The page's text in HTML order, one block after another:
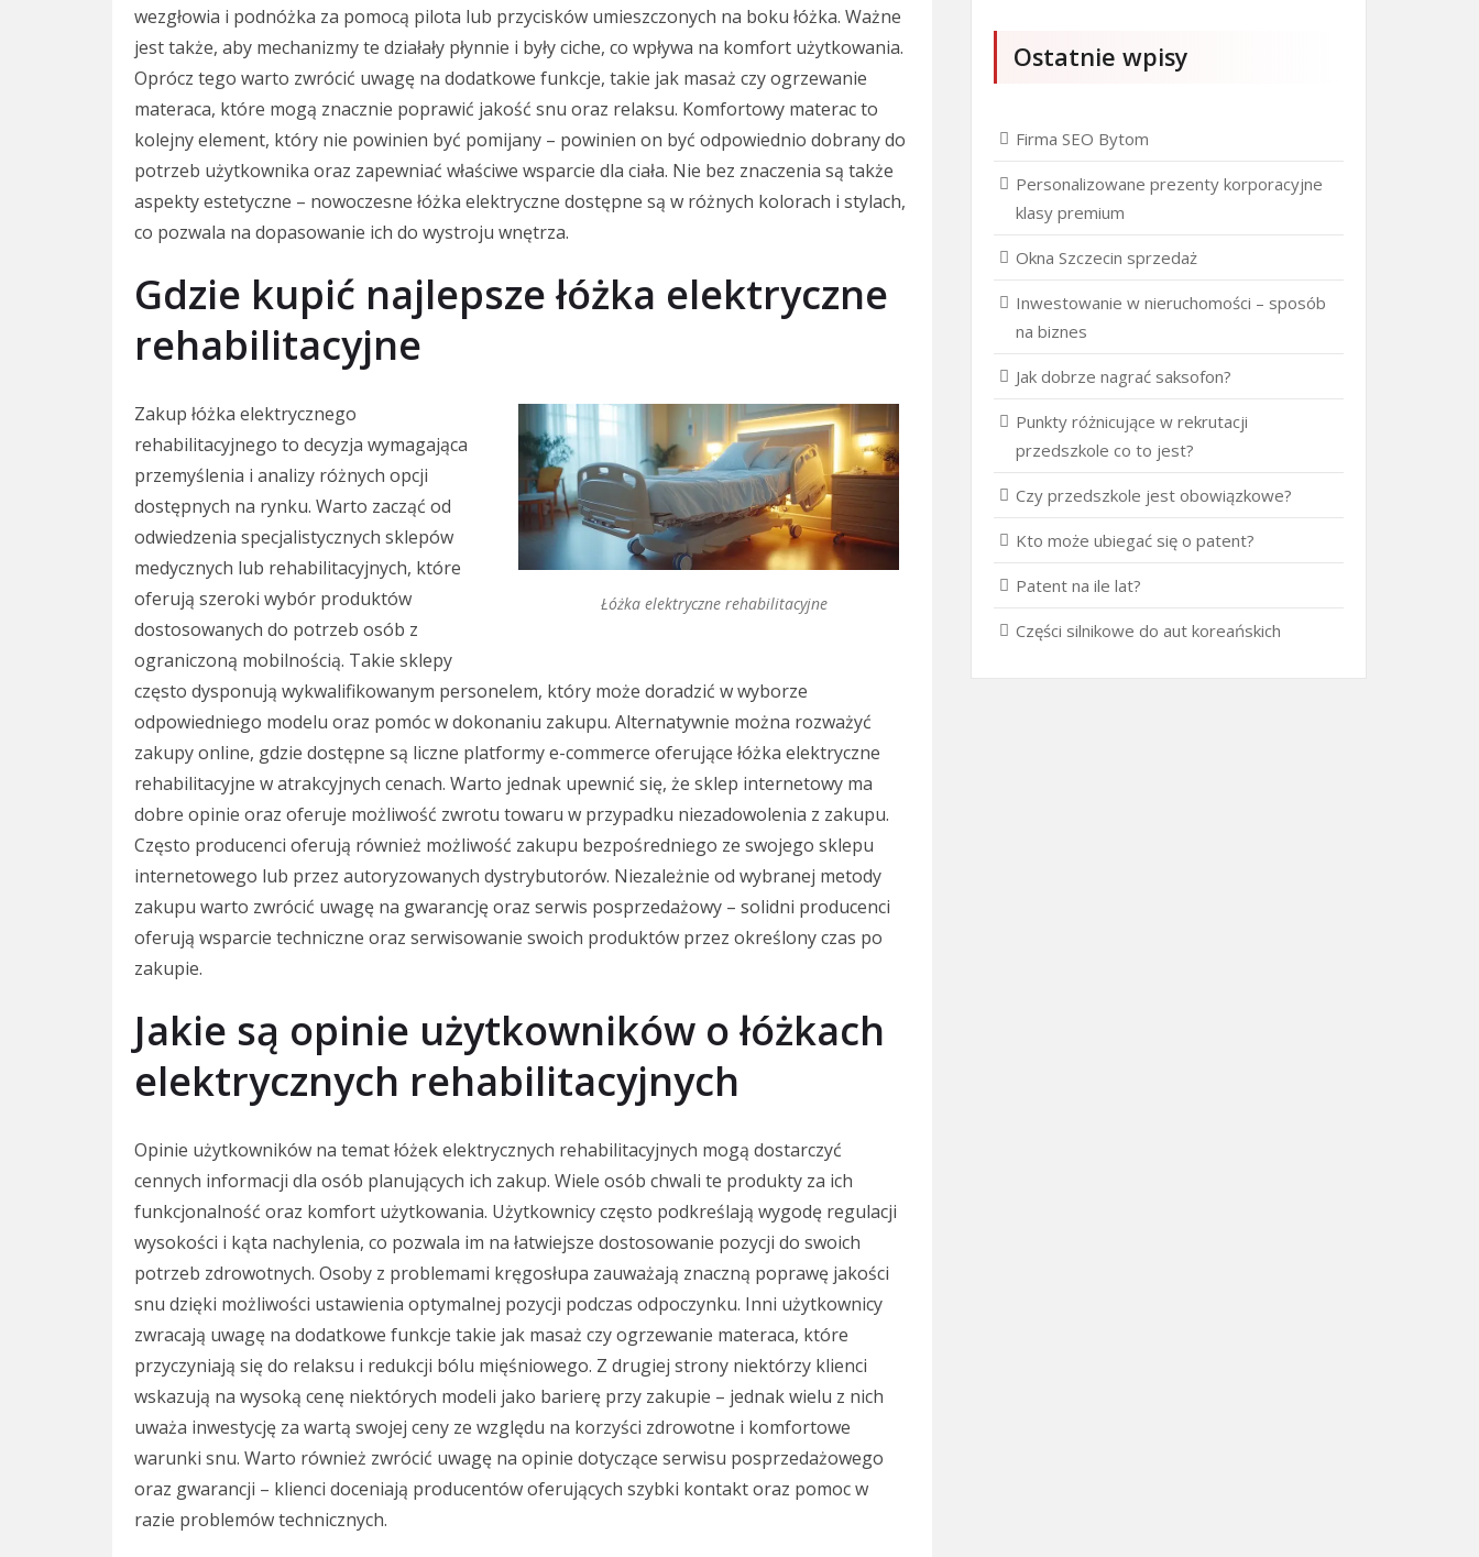
wezgłowia i podnóżka za pomocą pilota lub przycisków umieszczonych na boku łóżka. Ważne
jest także, aby mechanizmy te działały płynnie i były ciche, co wpływa na komfort użytkowania.
Oprócz tego warto zwrócić uwagę na dodatkowe funkcje, takie jak masaż czy ogrzewanie
materaca, które mogą znacznie poprawić jakość snu oraz relaksu. Komfortowy materac to
kolejny element, który nie powinien być pomijany – powinien on być odpowiednio dobrany do
potrzeb użytkownika oraz zapewniać właściwe wsparcie dla ciała. Nie bez znaczenia są także
aspekty estetyczne – nowoczesne łóżka elektryczne dostępne są w różnych kolorach i stylach,
co pozwala na dopasowanie ich do wystroju wnętrza.
Gdzie kupić najlepsze łóżka elektryczne
rehabilitacyjne
Łóżka elektryczne rehabilitacyjne
Zakup łóżka elektrycznego
rehabilitacyjnego to decyzja wymagająca
przemyślenia i analizy różnych opcji
dostępnych na rynku. Warto zacząć od
odwiedzenia specjalistycznych sklepów
medycznych lub rehabilitacyjnych, które
oferują szeroki wybór produktów
dostosowanych do potrzeb osób z
ograniczoną mobilnością. Takie sklepy
często dysponują wykwalifikowanym personelem, który może doradzić w wyborze
odpowiedniego modelu oraz pomóc w dokonaniu zakupu. Alternatywnie można rozważyć
zakupy online, gdzie dostępne są liczne platformy e-commerce oferujące łóżka elektryczne
rehabilitacyjne w atrakcyjnych cenach. Warto jednak upewnić się, że sklep internetowy ma
dobre opinie oraz oferuje możliwość zwrotu towaru w przypadku niezadowolenia z zakupu.
Często producenci oferują również możliwość zakupu bezpośredniego ze swojego sklepu
internetowego lub przez autoryzowanych dystrybutorów. Niezależnie od wybranej metody
zakupu warto zwrócić uwagę na gwarancję oraz serwis posprzedażowy – solidni producenci
oferują wsparcie techniczne oraz serwisowanie swoich produktów przez określony czas po
zakupie.
Jakie są opinie użytkowników o łóżkach
elektrycznych rehabilitacyjnych
Opinie użytkowników na temat łóżek elektrycznych rehabilitacyjnych mogą dostarczyć
cennych informacji dla osób planujących ich zakup. Wiele osób chwali te produkty za ich
funkcjonalność oraz komfort użytkowania. Użytkownicy często podkreślają wygodę regulacji
wysokości i kąta nachylenia, co pozwala im na łatwiejsze dostosowanie pozycji do swoich
potrzeb zdrowotnych. Osoby z problemami kręgosłupa zauważają znaczną poprawę jakości
snu dzięki możliwości ustawienia optymalnej pozycji podczas odpoczynku. Inni użytkownicy
zwracają uwagę na dodatkowe funkcje takie jak masaż czy ogrzewanie materaca, które
przyczyniają się do relaksu i redukcji bólu mięśniowego. Z drugiej strony niektórzy klienci
wskazują na wysoką cenę niektórych modeli jako barierę przy zakupie – jednak wielu z nich
uważa inwestycję za wartą swojej ceny ze względu na korzyści zdrowotne i komfortowe
warunki snu. Warto również zwrócić uwagę na opinie dotyczące serwisu posprzedażowego
oraz gwarancji – klienci doceniają producentów oferujących szybki kontakt oraz pomoc w
razie problemów technicznych.
Ostatnie wpisy
Firma SEO Bytom
Personalizowane prezenty korporacyjne
klasy premium
Okna Szczecin sprzedaż
Inwestowanie w nieruchomości – sposób
na biznes
Jak dobrze nagrać saksofon?
Punkty różnicujące w rekrutacji
przedszkole co to jest?
Czy przedszkole jest obowiązkowe?
Kto może ubiegać się o patent?
Patent na ile lat?
Części silnikowe do aut koreańskich